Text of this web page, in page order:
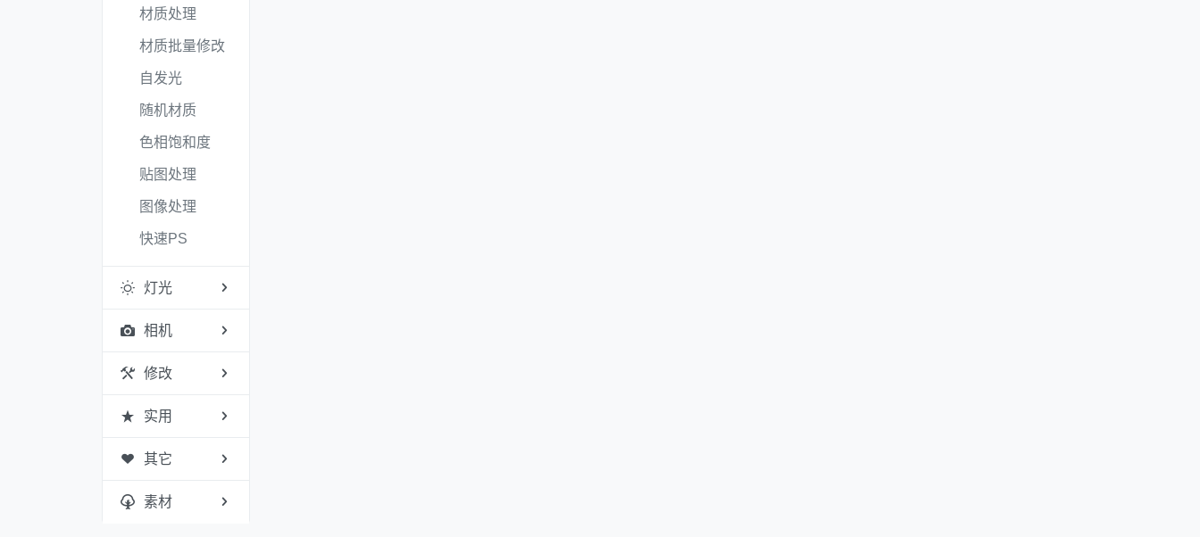
材质处理
材质批量修改
自发光
随机材质
色相饱和度
贴图处理
图像处理
快速PS
灯光
相机
修改
实用
其它
素材